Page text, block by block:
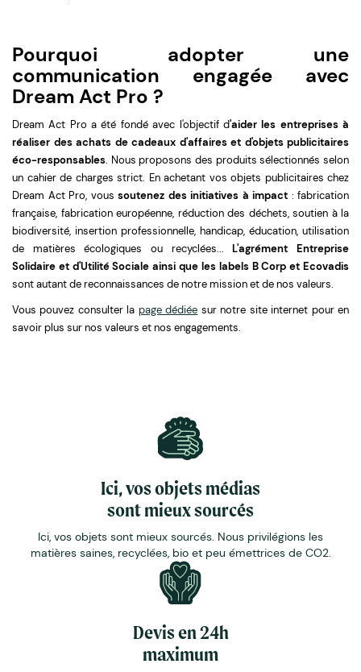
Pourquoi adopter une
communication engagée avec
Dream Act Pro ?
Dream Act Pro a été fondé avec l'objectif d'aider les entreprises à
réaliser des achats de cadeaux d'affaires et d'objets publicitaires
éco-responsables. Nous proposons des produits sélectionnés selon
un cahier de charges strict. En achetant vos objets publicitaires chez
Dream Act Pro, vous soutenez des initiatives à impact : fabrication
française, fabrication européenne, réduction des déchets, soutien à la
biodiversité, insertion professionnelle, handicap, éducation, utilisation
de matières écologiques ou recyclées... L'agrément Entreprise
Solidaire et d'Utilité Sociale ainsi que les labels B Corp et Ecovadis
sont autant de reconnaissances de notre mission et de nos valeurs.
Vous pouvez consulter la page dédiée sur notre site internet pour en
savoir plus sur nos valeurs et nos engagements.
Ici, vos objets médias
sont mieux sourcés
Ici, vos objets sont mieux sourcés. Nous privilégions les
matières saines, recyclées, bio et peu émettrices de CO2.
Devis en 24h
maximum